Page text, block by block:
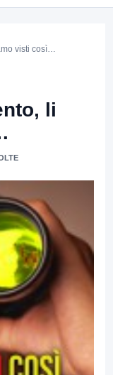
visti così…
li